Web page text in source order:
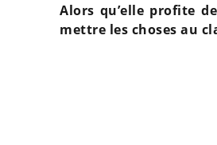
Alors qu’elle profite
mettre les choses au